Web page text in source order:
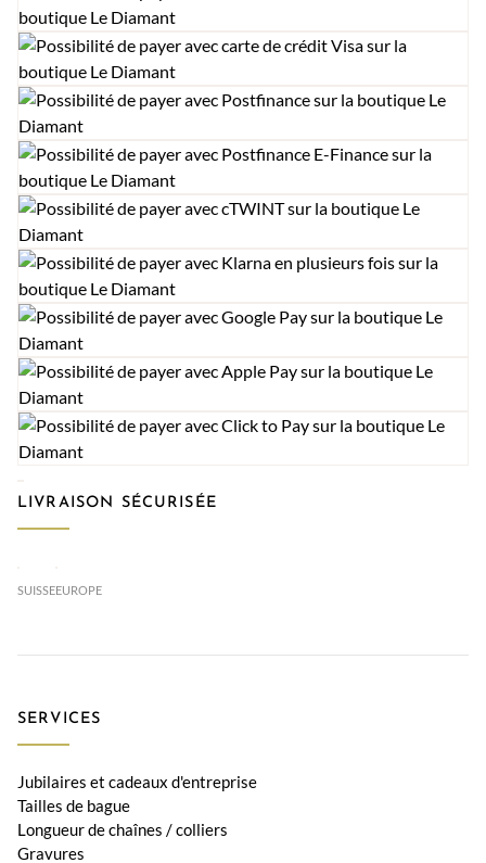
LIVRAISON SÉCURISÉE
SUISSEEUROPE
SERVICES
Jubilaires et cadeaux d'entreprise
Tailles de bague
Longueur de chaînes / colliers
Gravures